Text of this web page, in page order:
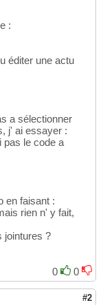
:
éditer une actu
a sélectionner
j' ai essayer :
pas le code a
en faisant :
rien n' y fait,
jointures ?
0
0
#2